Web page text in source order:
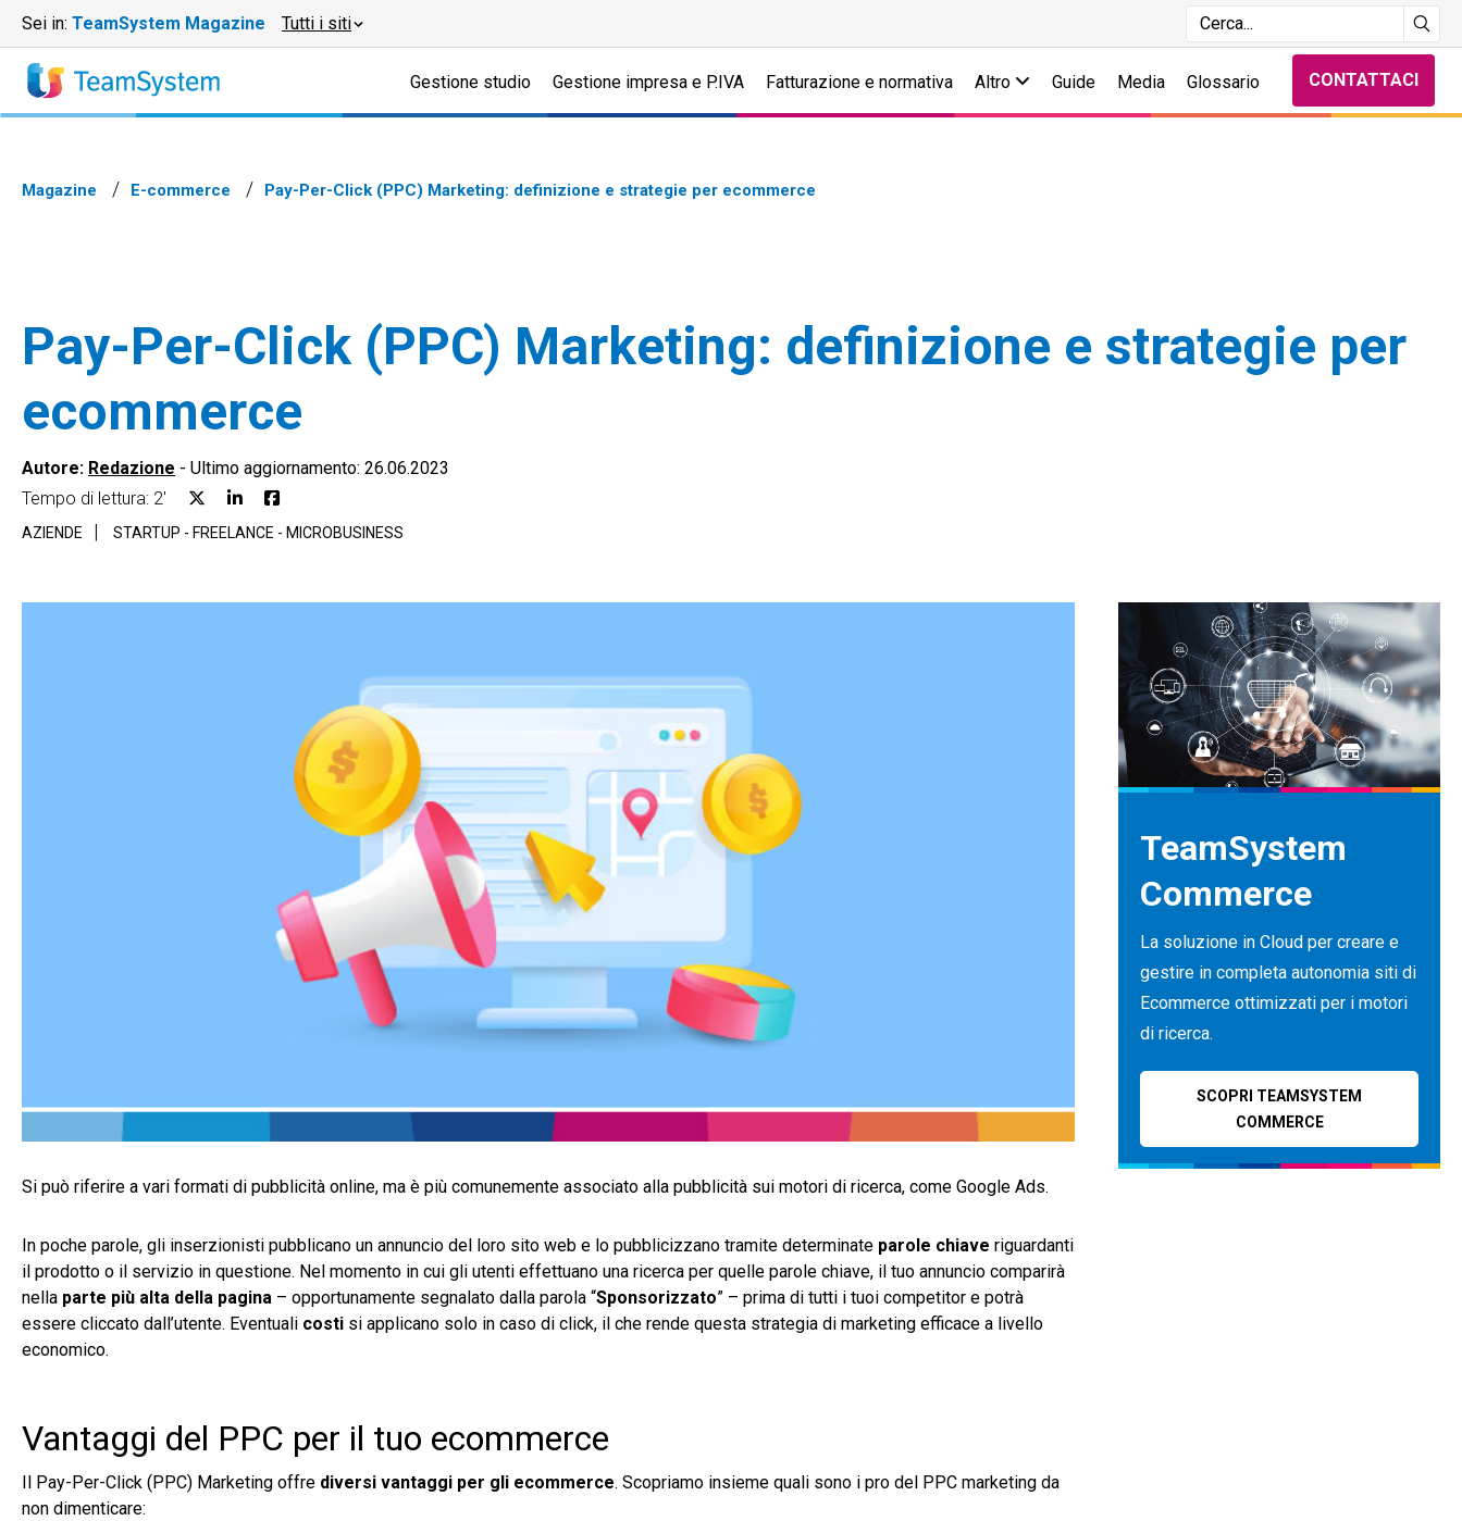
Sei in: TeamSystem Magazine Tutti i siti
Gestione studio Gestione impresa e P.IVA Fatturazione e normativa Altro Guide Media Glossario CONTATTACI
Magazine E-commerce Pay-Per-Click (PPC) Marketing: definizione e strategie per ecommerce
Pay-Per-Click (PPC) Marketing: definizione e strategie per
ecommerce
Autore: Redazione - Ultimo aggiornamento: 26.06.2023
Tempo di lettura: 2'
AZIENDE STARTUP - FREELANCE - MICROBUSINESS
Si può riferire a vari formati di pubblicità online, ma è più comunemente associato alla pubblicità sui motori di ricerca, come Google Ads.
In poche parole, gli inserzionisti pubblicano un annuncio del loro sito web e lo pubblicizzano tramite determinate parole chiave riguardanti
il prodotto o il servizio in questione. Nel momento in cui gli utenti effettuano una ricerca per quelle parole chiave, il tuo annuncio comparirà
nella parte più alta della pagina – opportunamente segnalato dalla parola “Sponsorizzato” – prima di tutti i tuoi competitor e potrà
essere cliccato dall’utente. Eventuali costi si applicano solo in caso di click, il che rende questa strategia di marketing efficace a livello
economico.
Vantaggi del PPC per il tuo ecommerce
Il Pay-Per-Click (PPC) Marketing offre diversi vantaggi per gli ecommerce. Scopriamo insieme quali sono i pro del PPC marketing da
non dimenticare:
TeamSystem
Commerce
La soluzione in Cloud per creare e
gestire in completa autonomia siti di
Ecommerce ottimizzati per i motori
di ricerca.
SCOPRI TEAMSYSTEM
COMMERCE